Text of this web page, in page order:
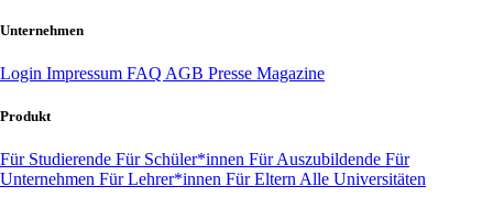
Unternehmen
Login Impressum FAQ AGB Presse Magazine
Produkt
Für Studierende Für Schüler*innen Für Auszubildende Für
Unternehmen Für Lehrer*innen Für Eltern Alle Universitäten